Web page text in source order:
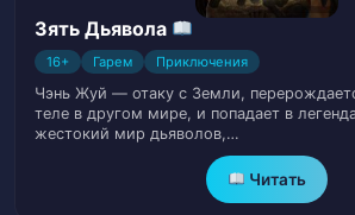
32
Глава 31. Посадить
пространстве?
33 Глава 32. Изменение когтей
Глава 33. Предательство
Зять Дьявола
16+ Гарем Приключения
Чэнь Жуй — отаку с Земли,
теле в другом мире, и попадает в
жестокий мир дьяволов,…
Читать